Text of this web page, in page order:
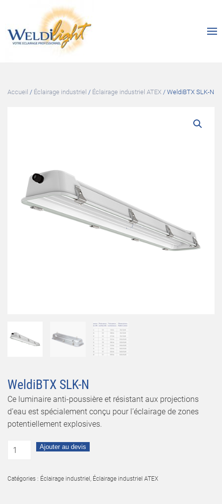
Accueil / Éclairage industriel / Éclairage industriel ATEX / WeldiBTX SLK-N
WeldiBTX SLK-N
Ce luminaire anti-poussière et résistant aux projections
d’eau est spécialement conçu pour l’éclairage de zones
potentiellement explosives.
Ajouter au devis
Catégories : Éclairage industriel , Éclairage industriel ATEX